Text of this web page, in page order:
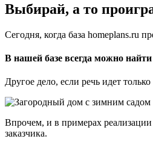
Выбирай, а то
Сегодня, когда база homeplans.ru
В нашей базе всегда можно
Другое дело, если речь идет
Впрочем, и в примерах реализации
заказчика.